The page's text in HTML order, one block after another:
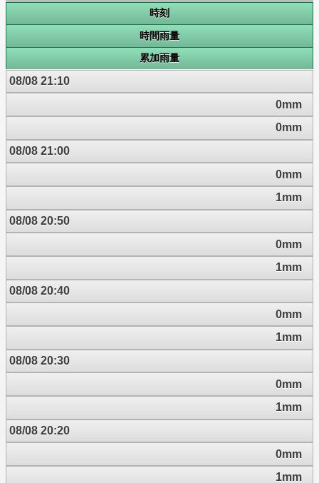
時刻
時間雨量
累加雨量
08/08 21:10
0mm
0mm
08/08 21:00
0mm
1mm
08/08 20:50
0mm
1mm
08/08 20:40
0mm
1mm
08/08 20:30
0mm
1mm
08/08 20:20
0mm
1mm